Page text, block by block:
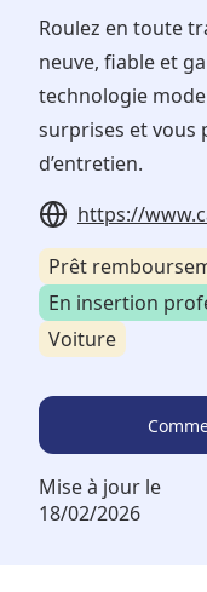
Roulez en toute
neuve, fiable et
technologie
surprises et vous
d’entretien.
https://
Prêt
En insertion
Voiture
Mise à jour le
18/02/2026